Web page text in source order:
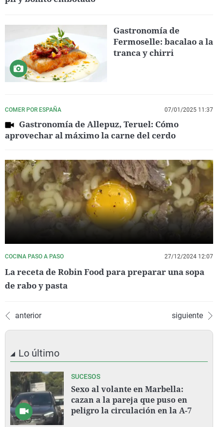
Gastronomía de
Fermoselle: bacalao a la
tranca y chirri
COMER POR ESPAÑA 07/01/2025 11:37
Gastronomía de Allepuz, Teruel: Cómo
aprovechar al máximo la carne del cerdo
COCINA PASO A PASO 27/12/2024 12:07
La receta de Robin Food para preparar una sopa
de rabo y pasta
anterior siguiente
Lo último
SUCESOS
Sexo al volante en Marbella:
cazan a la pareja que puso en
peligro la circulación en la A-7